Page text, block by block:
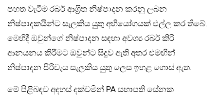
පහත වැටීම රබර් ආශ‍්‍රිත නිෂ්පාදන කරනු ලබන
නිෂ්පාදකයින්ට සැලකිය යුතු අභියෝගයක් එල්ල කර තිබේ.
මෙහිදී ඔවුන්ගේ නිෂ්පාදන සඳහා අවශ්‍ය රබර් කිරි
ආනයනය කිරීමට ඔවුන්ට සිදුව ඇති අතර එමඟින්
නිෂ්පාදන පිරිවැය සැලකිය යුතු ලෙස ඉහළ ගොස් ඇත.
මේ පිළිබඳව අදහස් දක්වමින් PA සභාපති සේනක